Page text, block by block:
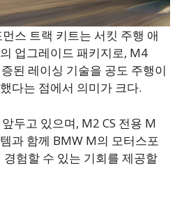
스 트랙 키트는 서킷 주행 애
업그레이드 패키지로, M4
된 레이싱 기술을 공도 주행이
다는 점에서 의미가 크다.
두고 있으며, M2 CS 전용 M
과 함께 BMW M의 모터스포
험할 수 있는 기회를 제공할